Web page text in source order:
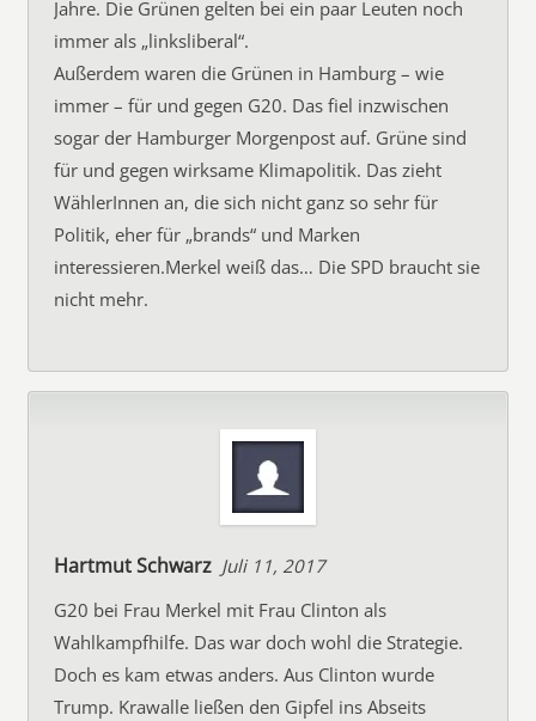
Jahre. Die Grünen gelten bei ein paar Leuten noch
immer als „linksliberal“.
Außerdem waren die Grünen in Hamburg – wie
immer – für und gegen G20. Das fiel inzwischen
sogar der Hamburger Morgenpost auf. Grüne sind
für und gegen wirksame Klimapolitik. Das zieht
WählerInnen an, die sich nicht ganz so sehr für
Politik, eher für „brands“ und Marken
interessieren.Merkel weiß das… Die SPD braucht sie
nicht mehr.
Hartmut Schwarz Juli 11, 2017
G20 bei Frau Merkel mit Frau Clinton als
Wahlkampfhilfe. Das war doch wohl die Strategie.
Doch es kam etwas anders. Aus Clinton wurde
Trump. Krawalle ließen den Gipfel ins Abseits